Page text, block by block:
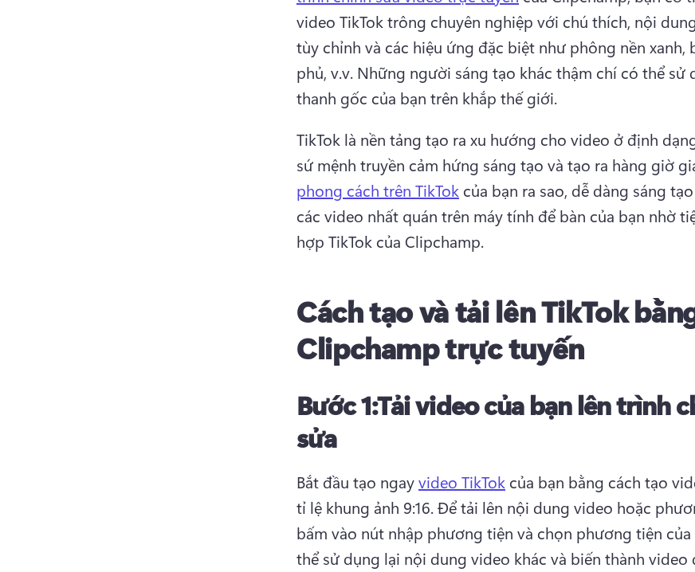
video TikTok trông chuyên nghiệp với chú thích, nội
tùy chỉnh và các hiệu ứng đặc biệt như phông nền xanh,
phủ, v.v. Những người sáng tạo khác thậm chí có thể sử
thanh gốc của bạn trên khắp thế giới.
TikTok là nền tảng tạo ra xu hướng cho video ở định
sứ mệnh truyền cảm hứng sáng tạo và tạo ra hàng giờ
phong cách trên TikTok của bạn ra sao, dễ dàng sáng
các video nhất quán trên máy tính để bàn của bạn nhờ
hợp TikTok của Clipchamp.
Cách tạo và tải lên TikTok
Clipchamp trực tuyến
Bước 1:Tải video của bạn lên trình
sửa
Bắt đầu tạo ngay video TikTok của bạn bằng cách tạo
tỉ lệ khung ảnh 9:16. Để tải lên nội dung video hoặc
bấm vào nút nhập phương tiện và chọn phương tiện của
thể sử dụng lại nội dung video khác và biến thành video